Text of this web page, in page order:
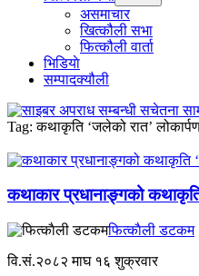
menu
असमाचार
खित्कौली सभा
फित्कौली वार्ता
भिडियाे
सम्पादक्यौली
Tag:कथाकृति ‘जलेको रात’
कथाकार प्रधानाङ्गको
फित्काैली डटकम
वि.सं.२०८२माघ १६ शुक्रवार